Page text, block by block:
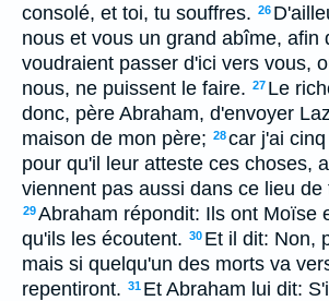
consolé, et toi, tu souffres. 26
nous et vous un grand abîme, afin
voudraient passer d'ici vers vous,
nous, ne puissent le faire. 27 Le
donc, père Abraham, d'envoyer
maison de mon père; 28car j'ai
pour qu'il leur atteste ces choses,
viennent pas aussi dans ce lieu de
29Abraham répondit: Ils ont Moïse
qu'ils les écoutent. 30 Et il dit: Non,
mais si quelqu'un des morts va
repentiront. 31 Et Abraham lui dit: